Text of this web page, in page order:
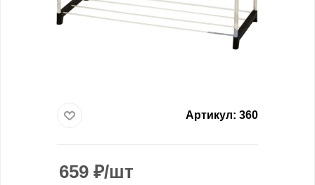
Артикул: 360
659 ₽/шт